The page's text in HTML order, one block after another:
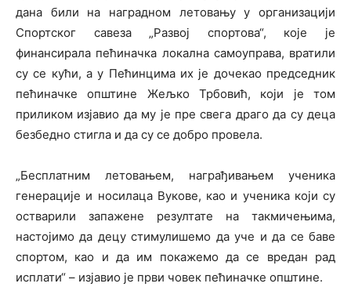
дана били на наградном летовању у организацији
Спортског савеза „Развој спортова“, које је
финансирала пећиначка локална самоуправа, вратили
су се кући, а у Пећинцима их је дочекао председник
пећиначке општине Жељко Трбовић, који је том
приликом изјавио да му је пре свега драго да су деца
безбедно стигла и да су се добро провела.
„Бесплатним летовањем, награђивањем ученика
генерације и носилаца Вукове, као и ученика који су
остварили запажене резултате на такмичењима,
настојимо да децу стимулишемо да уче и да се баве
спортом, као и да им покажемо да се вредан рад
исплати“ – изјавио је први човек пећиначке општине.